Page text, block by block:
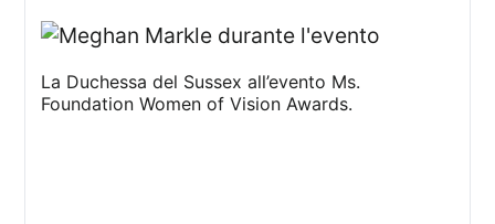
La Duchessa del Sussex all’evento Ms.
Foundation Women of Vision Awards.